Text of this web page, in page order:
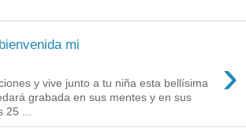
mi
›
y vive junto a tu niña esta bellísima
grabada en sus mentes y en sus
25 ...